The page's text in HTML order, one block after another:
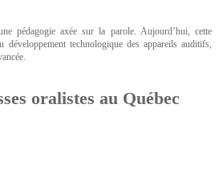
pédagogie axée sur la parole. Aujourd’hui, cette
développement technologique des appareils auditifs,
oralistes au Québec